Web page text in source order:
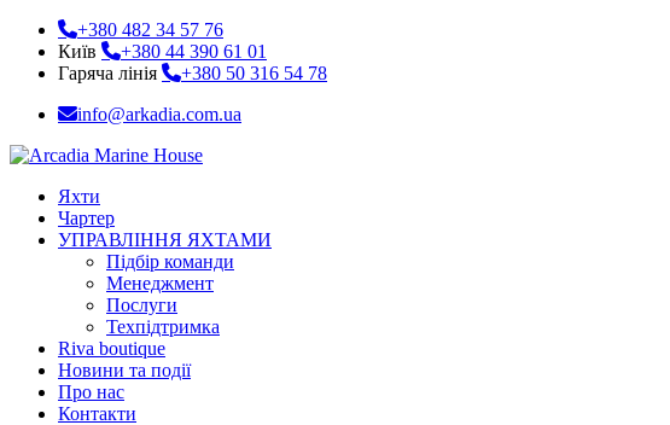
+380 482 34 57 76
Київ
+380 44 390 61 01
Гаряча лінія
+380 50 316 54 78
info@arkadia.com.ua
Яхти
Чартер
УПРАВЛІННЯ ЯХТАМИ
Підбір команди
Менеджмент
Послуги
Техпідтримка
Riva boutique
Новини та події
Про нас
Контакти